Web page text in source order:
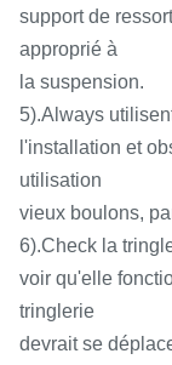
support de
approprié à
la suspension.
5).Always
l'installation et
utilisation
vieux boulons,
6).Check la
voir qu'elle
tringlerie
devrait se